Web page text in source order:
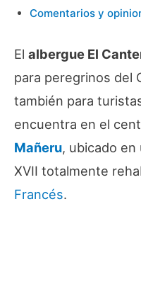
Comentarios y
El albergue El
para peregrinos del
también para
encuentra en el
Mañeru, ubicado en
XVII totalmente
Francés.